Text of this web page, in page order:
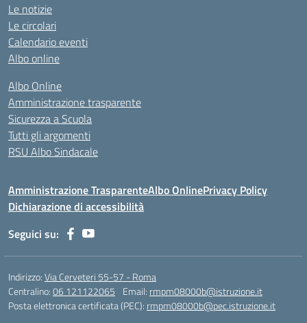
Le notizie
Le circolari
Calendario eventi
Albo online
Albo Online
Amministrazione trasparente
Sicurezza a Scuola
Tutti gli argomenti
RSU Albo Sindacale
Amministrazione TrasparenteAlbo OnlinePrivacy Policy
Dichiarazione di accessibilità
Seguici su:
Indirizzo:Via Cerveteri 55-57 - Roma
Centralino:06 121122065 Email: rmpm08000b@istruzione.it
Posta elettronica certificata (PEC): rmpm08000b@pec.istruzione.it